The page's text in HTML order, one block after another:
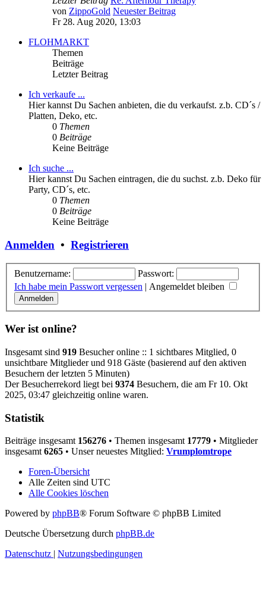
von ZippoGold Neuester Beitrag
Fr 28. Aug 2020, 13:03
FLOHMARKT
Themen
Beiträge
Letzter Beitrag
Ich verkaufe ...
Hier kannst Du Sachen anbieten, die du verkaufst. z.b. CD´s /
Platten, Deko, etc.
0 Themen
0 Beiträge
Keine Beiträge
Ich suche ...
Hier kannst Du Sachen eintragen, die du suchst. z.b. Deko für
Party, CD´s, etc.
0 Themen
0 Beiträge
Keine Beiträge
Anmelden • Registrieren
Benutzername:
Passwort:
Ich habe mein Passwort vergessen | Angemeldet bleiben
Wer ist online?
Insgesamt sind 919 Besucher online :: 1 sichtbares Mitglied, 0
unsichtbare Mitglieder und 918 Gäste (basierend auf den aktiven
Besuchern der letzten 5 Minuten)
Der Besucherrekord liegt bei 9374 Besuchern, die am Fr 10. Okt
2025, 03:47 gleichzeitig online waren.
Statistik
Beiträge insgesamt 156276 • Themen insgesamt 17779 • Mitglieder
insgesamt 6265 • Unser neuestes Mitglied: Vrumplomtrope
Foren-Übersicht
Alle Zeiten sind UTC
Alle Cookies löschen
Powered by phpBB® Forum Software © phpBB Limited
Deutsche Übersetzung durch phpBB.de
Datenschutz | Nutzungsbedingungen